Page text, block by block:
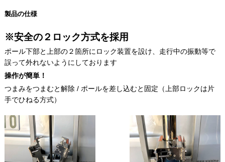
製品の仕様
※安全の２ロック方式を採用
ポール下部と上部の２箇所にロック装置を設け、走行中の振動等で
誤って外れないようにしております
操作が簡単！
つまみをつまむと解除 / ポールを差し込むと固定（上部ロックは片
手でひねる方式）